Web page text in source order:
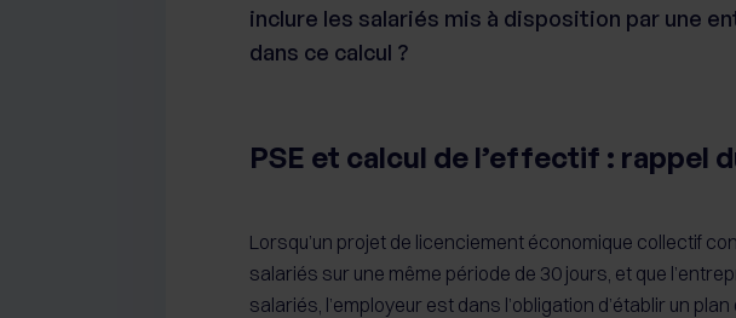
inclure les salariés mis à disposition par une
dans ce calcul ?
PSE et calcul de l’effectif : rappel
Lorsqu’un projet de licenciement économique collectif
salariés sur une même période de 30 jours, et que
salariés, l’employeur est dans l’obligation d’établir un